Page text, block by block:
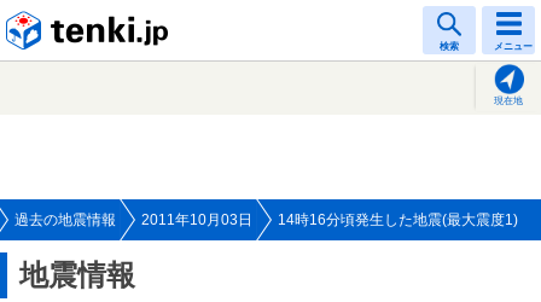
検索 メニュー
現在地
過去の地震情報 2011年10月03日 14時16分頃発生した地震(最大震度1)
地震情報